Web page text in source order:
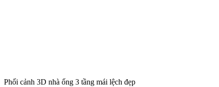
Phối cảnh 3D nhà ống 3 tầng mái lệch đẹp